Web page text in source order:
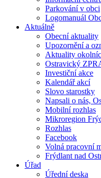
Parkování v obci
Logomanuál
Aktuálně
Obecní aktuality
Upozornění a
Aktuality
Ostravický
Investiční akce
Kalendář akcí
Slovo starostky
Napsali o nás,
Mobilní rozhlas
Mikroregion
Rozhlas
Facebook
Volná pracovní
Frýdlant nad
Úřad
Úřední deska